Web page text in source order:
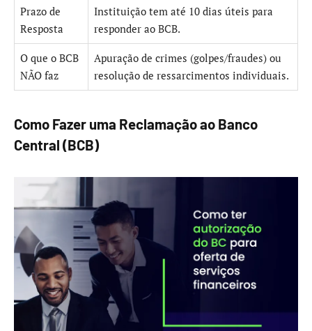
Prazo de
Resposta
Instituição tem até 10 dias úteis para
responder ao BCB.
O que o BCB
NÃO faz
Apuração de crimes (golpes/fraudes) ou
resolução de ressarcimentos individuais.
Como Fazer uma Reclamação ao Banco
Central (BCB)